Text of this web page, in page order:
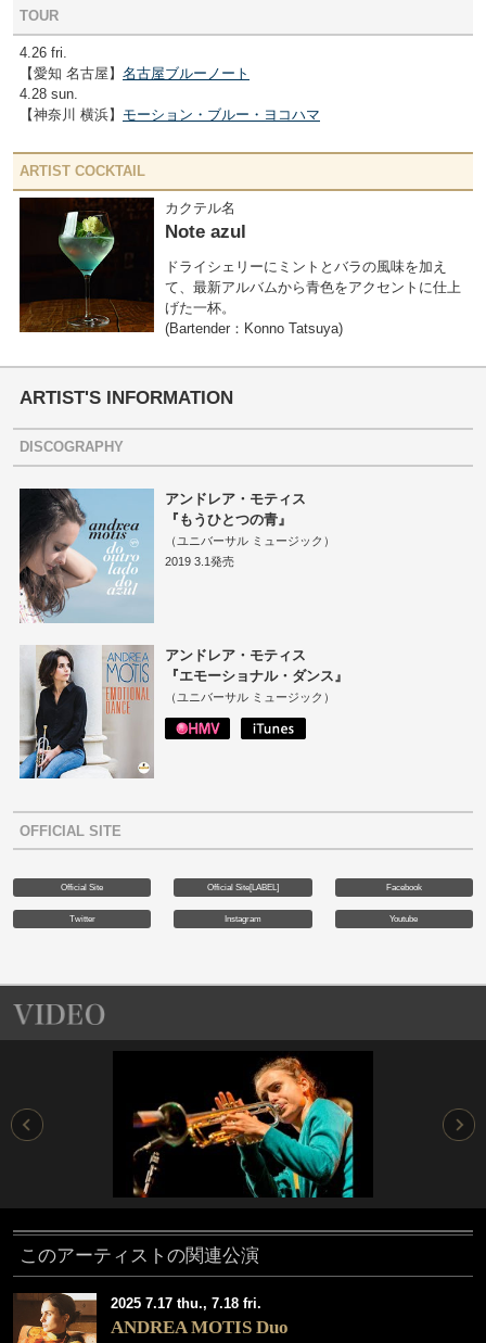
TOUR
4.26 fri.
【愛知 名古屋】 名古屋ブルーノート
4.28 sun.
【神奈川 横浜】 モーション・ブルー・ヨコハマ
ARTIST COCKTAIL
カクテル名
Note azul
ドライシェリーにミントとバラの風味を加え
て、最新アルバムから青色をアクセントに仕上
げた一杯。
(Bartender：Konno Tatsuya)
ARTIST'S INFORMATION
DISCOGRAPHY
アンドレア・モティス
『もうひとつの青』
（ユニバーサル ミュージック）
2019 3.1発売
アンドレア・モティス
『エモーショナル・ダンス』
（ユニバーサル ミュージック）
OFFICIAL SITE
Official Site Official Site[LABEL] Facebook
Twitter Instagram Youtube
このアーティストの関連公演
2025 7.17 thu., 7.18 fri.
ANDREA MOTIS Duo